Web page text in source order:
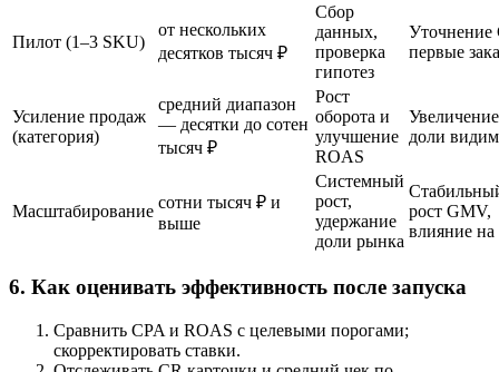
Пилот (1–3 SKU)
от нескольких
десятков тысяч ₽
Сбор
данных,
проверка
гипотез
Уточнение
первые
Усиление продаж
(категория)
средний диапазон
— десятки до сотен
тысяч ₽
Рост
оборота и
улучшение
ROAS
Увеличение
доли
Масштабирование сотни тысяч ₽ и
выше
Системный
рост,
удержание
доли рынка
рост GMV,
влияние
6. Как оценивать эффективность после запуска
Сравнить CPA и ROAS с целевыми порогами;
скорректировать ставки.